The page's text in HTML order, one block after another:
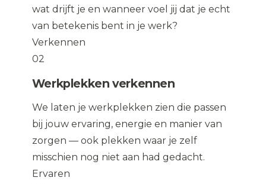
wat drijft je en wanneer voel jij dat je echt
van betekenis bent in je werk?
Verkennen
02
Werkplekken verkennen
We laten je werkplekken zien die passen
bij jouw ervaring, energie en manier van
zorgen — ook plekken waar je zelf
misschien nog niet aan had gedacht.
Ervaren